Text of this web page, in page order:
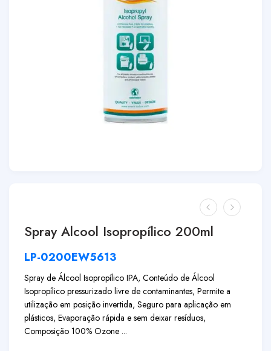
Spray Alcool Isopropílico 200ml
LP-0200EW5613
Spray de Álcool Isopropílico IPA, Conteúdo de Álcool
Isopropílico pressurizado livre de contaminantes, Permite a
utilização em posição invertida, Seguro para aplicação em
plásticos, Evaporação rápida e sem deixar resíduos,
Composição 100% Ozone ...